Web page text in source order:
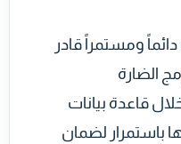
ومستمراً قادر
الضارة
قاعدة بيانات
باستمرار لضمان